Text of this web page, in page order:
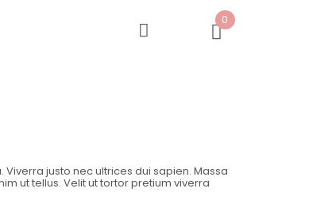
0
justo nec ultrices dui sapien. Massa
ut tellus. Velit ut tortor pretium viverra